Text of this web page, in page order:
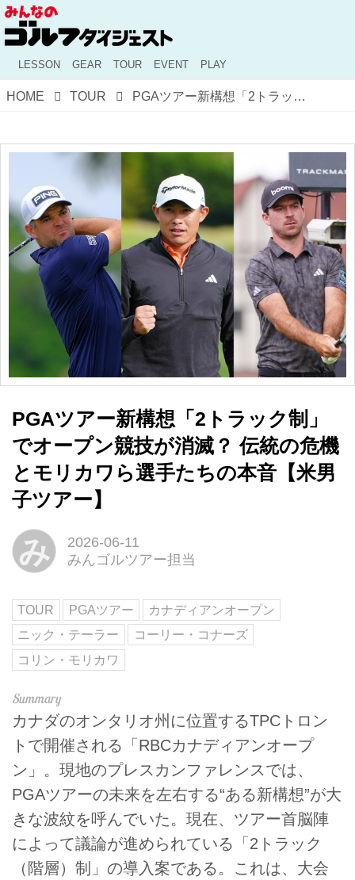
LESSON GEAR TOUR EVENT PLAY
HOME TOUR PGAツアー新構想「2トラック制」でオープン競技が消滅？ 伝統の危機とモリカワら選手たちの本音【米男子ツアー】
PGAツアー新構想「2トラック制」
でオープン競技が消滅？ 伝統の危機
とモリカワら選手たちの本音【米男
子ツアー】
み
2026-06-11
みんゴルツアー担当
TOUR PGAツアー
カナディアンオープン
ニック・テーラー
コーリー・コナーズ
コリン・モリカワ
カナダのオンタリオ州に位置するTPCトロン
トで開催される「RBCカナディアンオープ
ン」。現地のプレスカンファレンスでは、
PGAツアーの未来を左右する“ある新構想”が大
きな波紋を呼んでいた。現在、ツアー首脳陣
によって議論が進められている「2トラック
（階層）制」の導入案である。これは、大会